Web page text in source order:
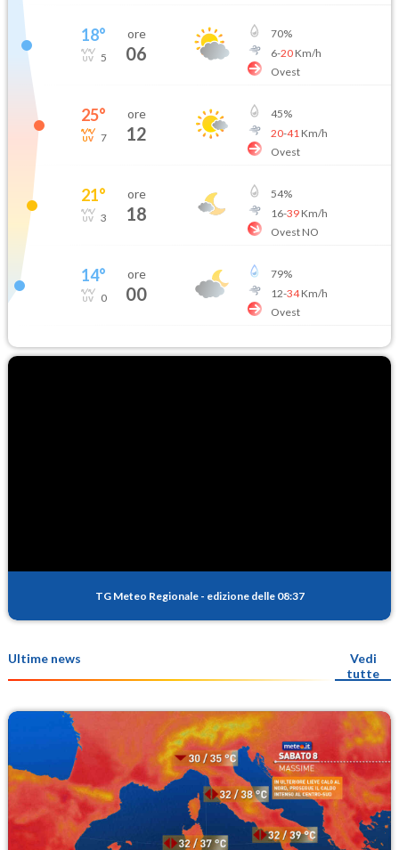
18°
5
ore
06
70%
6-20Km/h
Ovest
25°
7
ore
12
45%
20-41 Km/h
Ovest
21°
3
ore
18
54%
16-39Km/h
Ovest NO
14°
0
ore
00
79%
12-34Km/h
Ovest
TG Meteo Regionale - edizione delle 08:37
Ultime news
Vedi
tutte